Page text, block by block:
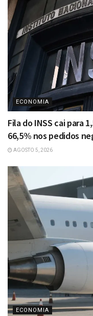
ECONOMIA
Fila do INSS cai para
66,5% nos pedidos
AGOSTO 5, 2026
ECONOMIA